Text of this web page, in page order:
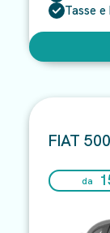
Tasse e
FIAT
da